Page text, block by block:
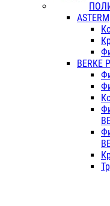
ASTERM
BERKE